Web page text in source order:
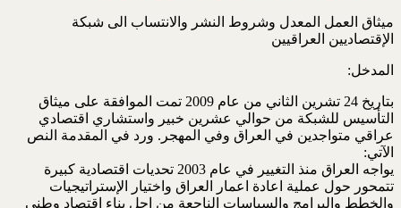
ميثاق العمل المعدل وشروط النشر والانتساب الى شبكة
الإقتصاديين العراقيين
المدخل:
بتاريخ 24 تشرين الثاني من عام 2009 تمت الموافقة على ميثاق
التأسيس للشبكة من حوالي عشرين خبير واستشاري اقتصادي
عراقي متواجدين في العراق وفي المهجر. ورد في المقدمة النص
الآتي:
يواجه العراق منذ التغيير في عام 2003 تحديات اقتصادية كبيرة
تتمحور حول عملية اعادة اعمار العراق واختيار الإستراتيجيات
والخطط والبرامج والسياسات الناجعة من اجل بناء إقتصاد وطني